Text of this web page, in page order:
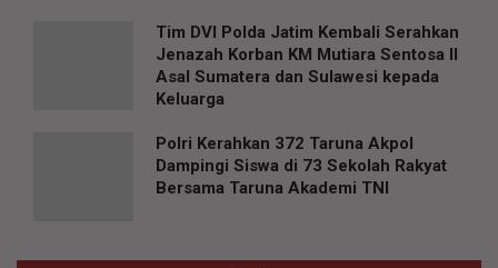
Tim DVI Polda Jatim Kembali Serahkan
Jenazah Korban KM Mutiara Sentosa II
Asal Sumatera dan Sulawesi kepada
Keluarga
Polri Kerahkan 372 Taruna Akpol
Dampingi Siswa di 73 Sekolah Rakyat
Bersama Taruna Akademi TNI